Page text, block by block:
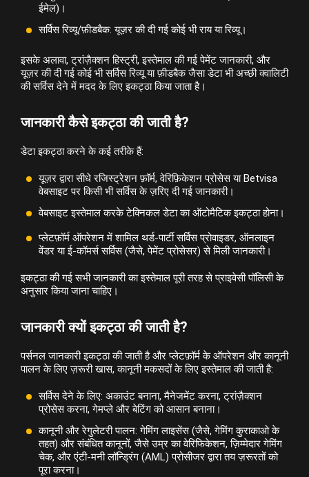
ईमेल)।
सर्विस रिव्यू/फ़ीडबैक: यूज़र की दी गई कोई भी राय या रिव्यू।
इसके अलावा, ट्रांज़ैक्शन हिस्ट्री, इस्तेमाल की गई पेमेंट जानकारी, और
यूज़र की दी गई कोई भी सर्विस रिव्यू या फ़ीडबैक जैसा डेटा भी अच्छी क्वालिटी
की सर्विस देने में मदद के लिए इकट्ठा किया जाता है।
जानकारी कैसे इकट्ठा की जाती है?
डेटा इकट्ठा करने के कई तरीके हैं:
यूज़र द्वारा सीधे रजिस्ट्रेशन फ़ॉर्म, वेरिफ़िकेशन प्रोसेस या Betvisa
वेबसाइट पर किसी भी सर्विस के ज़रिए दी गई जानकारी।
वेबसाइट इस्तेमाल करके टेक्निकल डेटा का ऑटोमैटिक इकट्ठा होना।
प्लेटफ़ॉर्म ऑपरेशन में शामिल थर्ड-पार्टी सर्विस प्रोवाइडर, ऑनलाइन
वेंडर या ई-कॉमर्स सर्विस (जैसे, पेमेंट प्रोसेसर) से मिली जानकारी।
इकट्ठा की गई सभी जानकारी का इस्तेमाल पूरी तरह से प्राइवेसी पॉलिसी के
अनुसार किया जाना चाहिए।
जानकारी क्यों इकट्ठा की जाती है?
पर्सनल जानकारी इकट्ठा की जाती है और प्लेटफ़ॉर्म के ऑपरेशन और कानूनी
पालन के लिए ज़रूरी खास, कानूनी मकसदों के लिए इस्तेमाल की जाती है:
सर्विस देने के लिए: अकाउंट बनाना, मैनेजमेंट करना, ट्रांज़ैक्शन
प्रोसेस करना, गेमप्ले और बेटिंग को आसान बनाना।
कानूनी और रेगुलेटरी पालन: गेमिंग लाइसेंस (जैसे, गेमिंग कुराकाओ के
तहत) और संबंधित कानूनों, जैसे उम्र का वेरिफिकेशन, ज़िम्मेदार गेमिंग
चेक, और एंटी-मनी लॉन्ड्रिंग (AML) प्रोसीजर द्वारा तय ज़रूरतों को
पूरा करना।